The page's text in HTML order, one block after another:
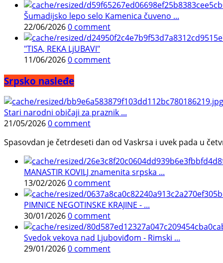
Šumadijsko lepo selo Kamenica čuveno ...
22/06/20260 comment
"TISA, REKA LjUBAVI"
11/06/20260 comment
Srpsko nasleđe
Stari narodni običaji za praznik ...
21/05/20260 comment
Spasovdan je četrdeseti dan od Vaskrsa i uvek pada u
MANASTIR KOVILJ znamenita srpska ...
13/02/20260 comment
PIMNICE NEGOTINSKE KRAJINE - ...
30/01/20260 comment
Svedok vekova nad Ljuboviđom - Rimski ...
29/01/20260 comment